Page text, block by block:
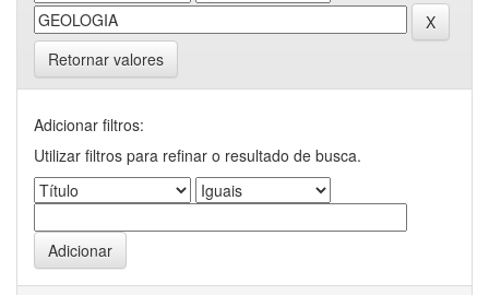
Retornar valores
Adicionar filtros:
Utilizar filtros para refinar o resultado de busca.